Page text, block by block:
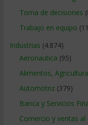
Toma de decisiones
Trabajo en equipo
Industrias (4.874)
Aeronautica (95)
Alimentos,
Automotriz(379)
Banca y Servicios
Comercio y ventas al